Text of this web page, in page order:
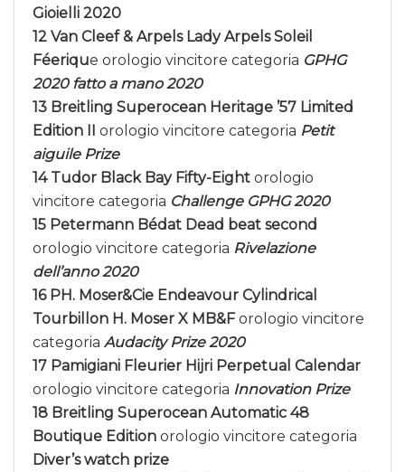
Gioielli 2020
12 Van Cleef & Arpels Lady Arpels Soleil
Féerique orologio vincitore categoria GPHG
2020 fatto a mano 2020
13 Breitling Superocean Heritage ’57 Limited
Edition II orologio vincitore categoria Petit
aiguile Prize
14 Tudor Black Bay Fifty-Eight orologio
vincitore categoria Challenge GPHG 2020
15 Petermann Bédat Dead beat second
orologio vincitore categoria Rivelazione
dell’anno 2020
16 PH. Moser&Cie Endeavour Cylindrical
Tourbillon H. Moser X MB&Forologio vincitore
categoria Audacity Prize 2020
17 Pamigiani Fleurier Hijri Perpetual Calendar
orologio vincitore categoria Innovation Prize
18 Breitling Superocean Automatic 48
Boutique Edition orologio vincitore categoria
Diver’s watch prize